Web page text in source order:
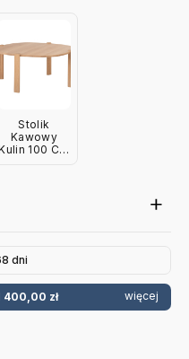
Stolik
Kawowy
100 Cm
dni
400,00 zł więcej